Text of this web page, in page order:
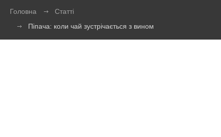
Головна
Статті
Піпача: коли чай зустрічається з вином